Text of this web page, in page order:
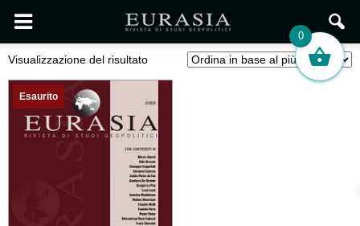
Visualizzazione del risultato
Esaurito
0